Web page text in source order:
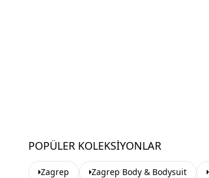
POPÜLER KOLEKSIYONLAR
Zagrep Zagrep Body & Bodysuit